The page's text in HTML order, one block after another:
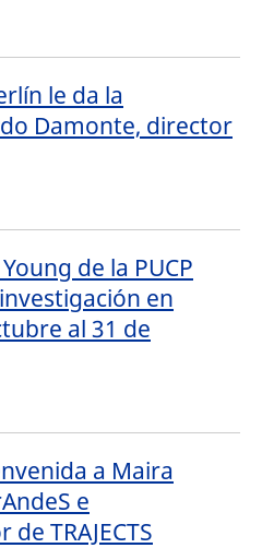
le da la
Damonte, director
de la PUCP
en
al 31 de
a Maira
e
TRAJECTS